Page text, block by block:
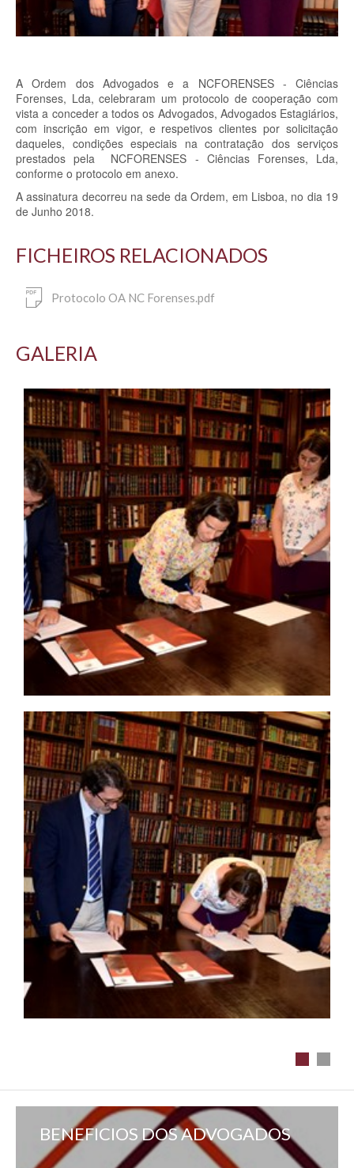
A Ordem dos Advogados e a NCFORENSES - Ciências
Forenses, Lda, celebraram um protocolo de cooperação com
vista a conceder a todos os Advogados, Advogados Estagiários,
com inscrição em vigor, e respetivos clientes por solicitação
daqueles, condições especiais na contratação dos serviços
prestados pela NCFORENSES - Ciências Forenses, Lda,
conforme o protocolo em anexo.
A assinatura decorreu na sede da Ordem, em Lisboa, no dia 19
de Junho 2018.
FICHEIROS RELACIONADOS
Protocolo OA NC Forenses.pdf
GALERIA
BENEFICIOS DOS ADVOGADOS